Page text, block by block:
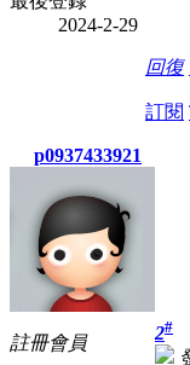
2024-2-29
回復
訂閱
p0937433921
註冊會員 2#